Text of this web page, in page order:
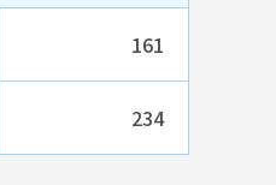
161
234